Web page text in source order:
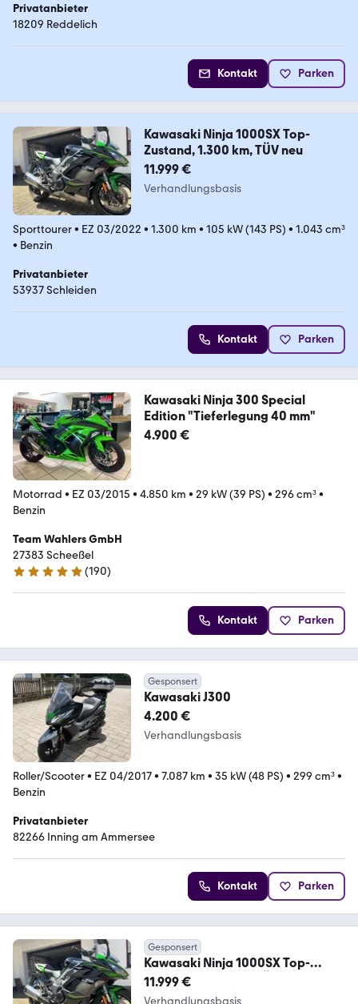
Privatanbieter
18209 Reddelich
Kontakt Parken
Kawasaki Ninja 1000SX Top-
Zustand, 1.300 km, TÜV neu
11.999 €
Verhandlungsbasis
Sporttourer• EZ 03/2022 • 1.300 km • 105 kW (143 PS) • 1.043 cm³
• Benzin
Privatanbieter
53937 Schleiden
Kontakt Parken
Kawasaki Ninja 300 Special
Edition "Tieferlegung 40 mm"
4.900 €
Motorrad • EZ 03/2015 • 4.850 km • 29 kW (39 PS) • 296 cm³•
Benzin
Team Wahlers GmbH
27383 Scheeßel
4.9 Sterne
(190)
Kontakt Parken
Gesponsert
Kawasaki J300
4.200 €
Verhandlungsbasis
Roller/Scooter• EZ 04/2017• 7.087 km • 35 kW (48 PS) • 299 cm³•
Benzin
Privatanbieter
82266 Inning am Ammersee
Kontakt Parken
Gesponsert
Kawasaki Ninja 1000SX Top-
Zustand, 1.300 km, TÜV neu
11.999 €